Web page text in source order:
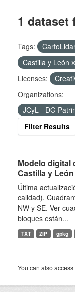
1 dataset
Tags: CartoLidar
Castilla y León
Licenses:
Organizations:
JCyL - DG
Filter Results
Modelo digital
Castilla y León
Última
calidad).
NW y SE. Ver
bloques están...
TXT ZIP gpkg
You can also